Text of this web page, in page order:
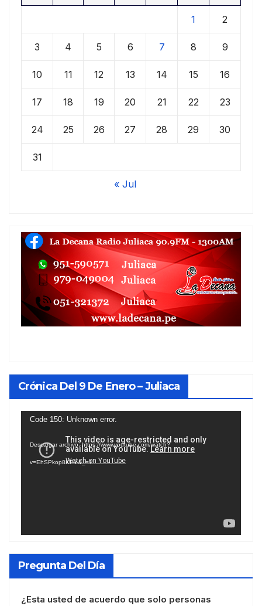
1 2
3 4 5 6 7 8 9
10 11 12 13 14 15 16
17 18 19 20 21 22 23
24 25 26 27 28 29 30
31
« Jul
Crónica Del 9 De Enero – Juliaca
Reproductor
vídeo
Code 150: Unknown error.
Descargar archivo: https://www.youtube.com/watch?
v=EhSPkop8KPY&_=1
Pregunta Del Día
¿Esta usted de acuerdo que solo personas